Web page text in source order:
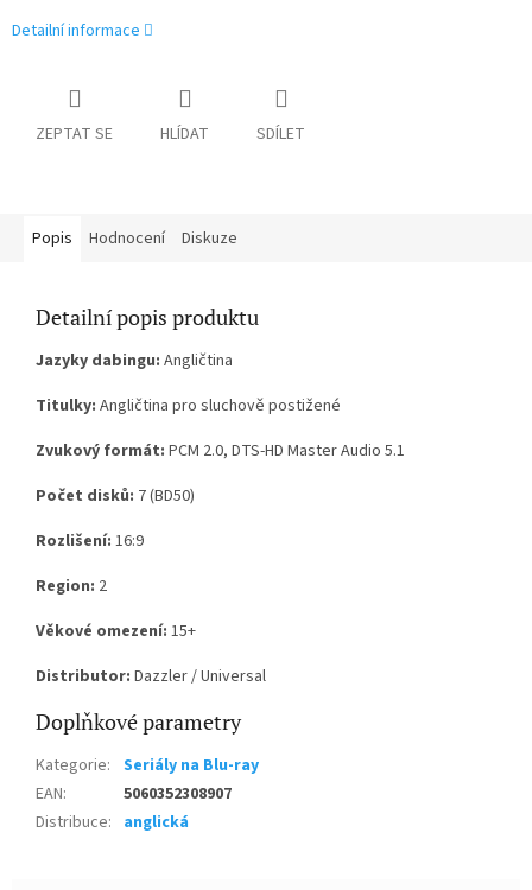
Detailní informace
ZEPTAT SE HLÍDAT SDÍLET
Popis Hodnocení Diskuze
Detailní popis produktu
Jazyky dabingu: Angličtina
Titulky: Angličtina pro sluchově postižené
Zvukový formát: PCM 2.0, DTS-HD Master Audio 5.1
Počet disků: 7 (BD50)
Rozlišení: 16:9
Region: 2
Věkové omezení: 15+
Distributor: Dazzler / Universal
Doplňkové parametry
Kategorie: Seriály na Blu-ray
EAN:
5060352308907
Distribuce: anglická